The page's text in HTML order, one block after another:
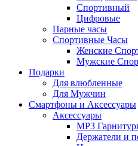
Спортивный
Цифровые
Парные часы
Спортивные Часы
Женские
Мужские
Подарки
Для влюбленные
Для Мужчин
Смартфоны и Аксессуары
Аксессуары
MP3
Держатели и